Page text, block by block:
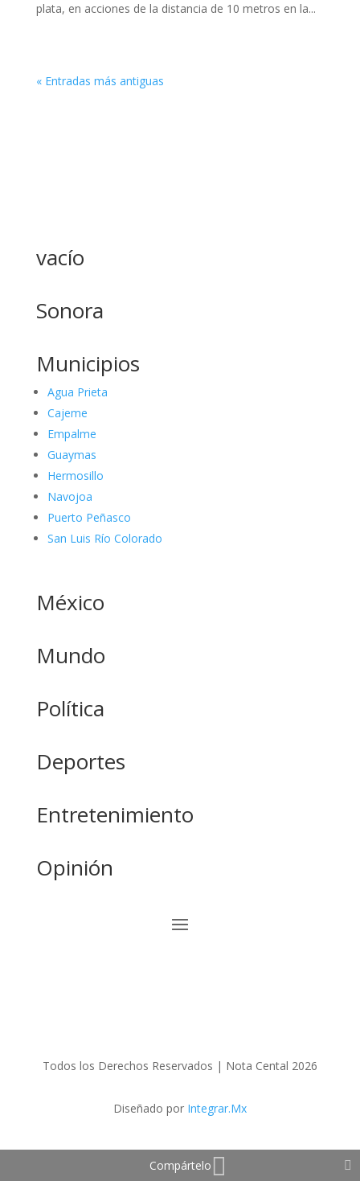
plata, en acciones de la distancia de 10 metros en la...
« Entradas más antiguas
vacío
Sonora
Municipios
Agua Prieta
Cajeme
Empalme
Guaymas
Hermosillo
Navojoa
Puerto Peñasco
San Luis Río Colorado
México
Mundo
Política
Deportes
Entretenimiento
Opinión
Todos los Derechos Reservados | Nota Cental 2026
Diseñado por Integrar.Mx
Compártelo